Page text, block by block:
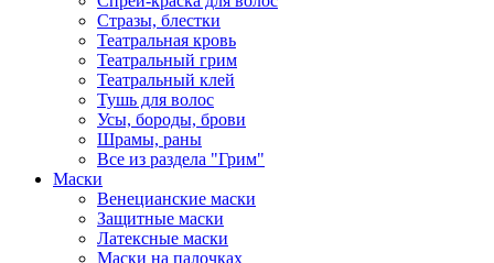
Стразы, блестки
Театральная кровь
Театральный грим
Театральный клей
Тушь для волос
Усы, бороды, брови
Шрамы, раны
Все из раздела "Грим"
Маски
Венецианские маски
Защитные маски
Латексные маски
Маски на палочках